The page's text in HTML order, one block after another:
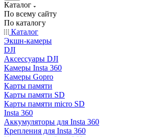
Каталог
По всему сайту
По каталогу
Каталог
Экшн-камеры
DJI
Аксессуары DJI
Камеры Insta 360
Камеры Gopro
Карты памяти
Карты памяти SD
Карты памяти micro SD
Insta 360
Аккумуляторы для Insta 360
Крепления для Insta 360